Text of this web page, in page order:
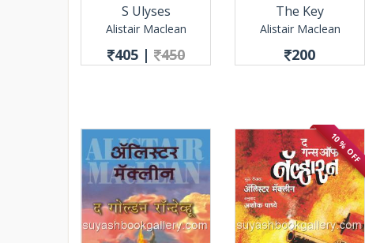
S Ulyses
Alistair Maclean
405 | 450
The Key
Alistair Maclean
200
10 % OFF